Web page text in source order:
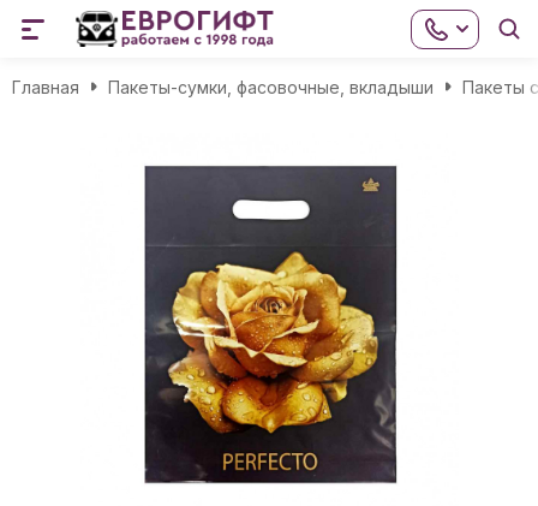
Главная Пакеты-сумки, фасовочные, вкладыши Пакеты